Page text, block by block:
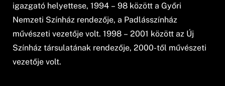
igazgató helyettese, 1994 – 98 között a Győri
Nemzeti Színház rendezője, a Padlásszínház
művészeti vezetője volt. 1998 – 2001 között az Új
Színház társulatának rendezője, 2000-től művészeti
vezetője volt.